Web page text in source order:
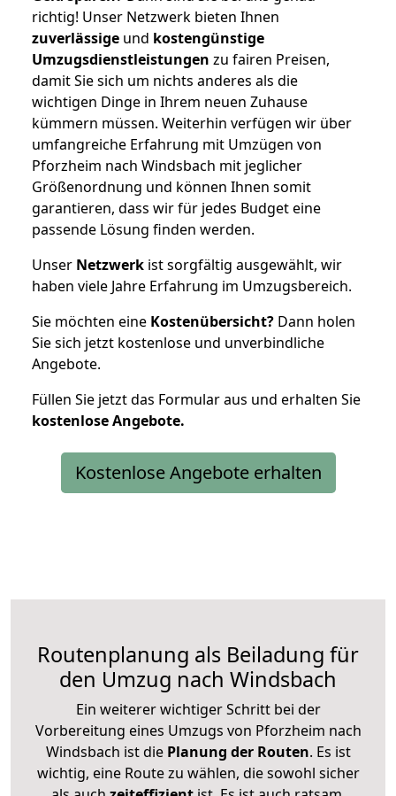
richtig! Unser Netzwerk bieten Ihnen
zuverlässige und kostengünstige
Umzugsdienstleistungen zu fairen Preisen,
damit Sie sich um nichts anderes als die
wichtigen Dinge in Ihrem neuen Zuhause
kümmern müssen. Weiterhin verfügen wir über
umfangreiche Erfahrung mit Umzügen von
Pforzheim nach Windsbach mit jeglicher
Größenordnung und können Ihnen somit
garantieren, dass wir für jedes Budget eine
passende Lösung finden werden.
Unser Netzwerk ist sorgfältig ausgewählt, wir
haben viele Jahre Erfahrung im Umzugsbereich.
Sie möchten eine Kostenübersicht? Dann holen
Sie sich jetzt kostenlose und unverbindliche
Angebote.
Füllen Sie jetzt das Formular aus und erhalten Sie
kostenloseAngebote.
Kostenlose Angebote erhalten
Routenplanung als Beiladung für
den Umzug nach Windsbach
Ein weiterer wichtiger Schritt bei der
Vorbereitung eines Umzugs von Pforzheim nach
Windsbach ist diePlanung der Routen. Es ist
wichtig, eine Route zu wählen, die sowohl sicher